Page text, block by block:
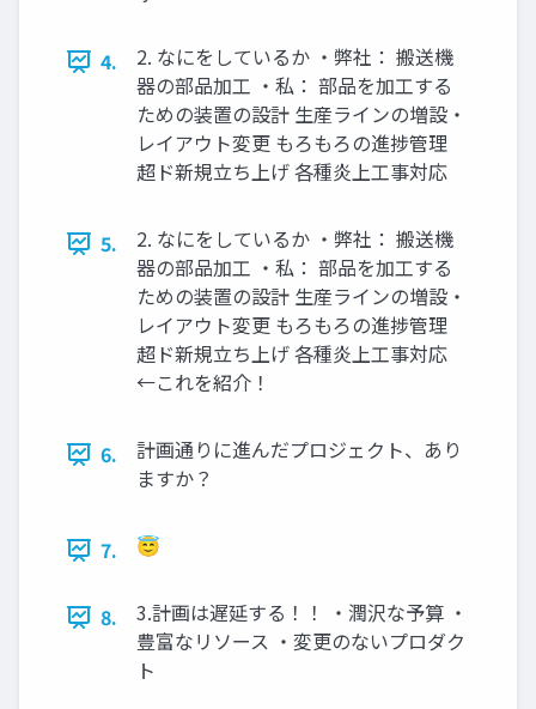
4.
2. なにをしているか ・弊社： 搬送機
器の部品加工 ・私： 部品を加工する
ための装置の設計 生産ラインの増設・
レイアウト変更 もろもろの進捗管理
超ド新規立ち上げ 各種炎上工事対応
5.
2. なにをしているか ・弊社： 搬送機
器の部品加工 ・私： 部品を加工する
ための装置の設計 生産ラインの増設・
レイアウト変更 もろもろの進捗管理
超ド新規立ち上げ 各種炎上工事対応
←これを紹介！
6.
計画通りに進んだプロジェクト、あり
ますか？
7. 😇
8.
3.計画は遅延する！！ ・潤沢な予算 ・
豊富なリソース ・変更のないプロダク
ト